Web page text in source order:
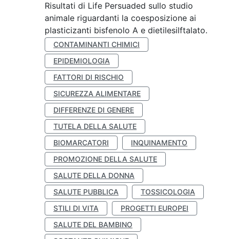
Risultati di Life Persuaded sullo studio
animale riguardanti la coesposizione ai
plasticizanti bisfenolo A e dietilesilftalato.
CONTAMINANTI CHIMICI
EPIDEMIOLOGIA
FATTORI DI RISCHIO
SICUREZZA ALIMENTARE
DIFFERENZE DI GENERE
TUTELA DELLA SALUTE
BIOMARCATORI
INQUINAMENTO
PROMOZIONE DELLA SALUTE
SALUTE DELLA DONNA
SALUTE PUBBLICA
TOSSICOLOGIA
STILI DI VITA
PROGETTI EUROPEI
SALUTE DEL BAMBINO